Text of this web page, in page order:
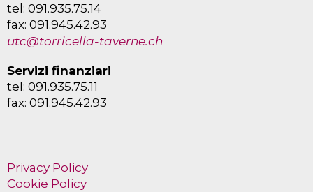
tel: 091.935.75.14
fax: 091.945.42.93
utc@torricella-taverne.ch
Servizi finanziari
tel: 091.935.75.11
fax: 091.945.42.93
Privacy Policy
Cookie Policy